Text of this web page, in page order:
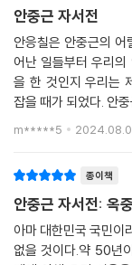
안중근 자서전
안응칠은 안중근의
어난 일들부터 우리
을 한 것인지 우리는
잡을 때가 되었다. 안
서 독실한 신자이기
m*****5
종이책
안중근 자서전: 옥
아마 대한민국 국민이
없을 것이다.약 50년